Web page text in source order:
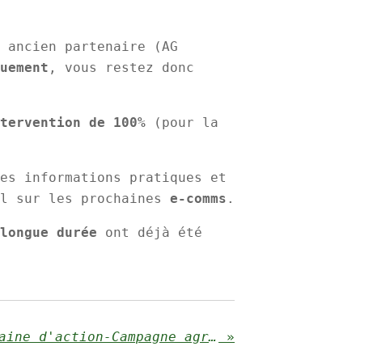
partenaire (AG
, vous restez donc
de 100%
(pour la
informations pratiques et
sur les prochaines e-comms .
durée
ont déjà été
IMPORTANT: Semaine d'action-Campagne agression »